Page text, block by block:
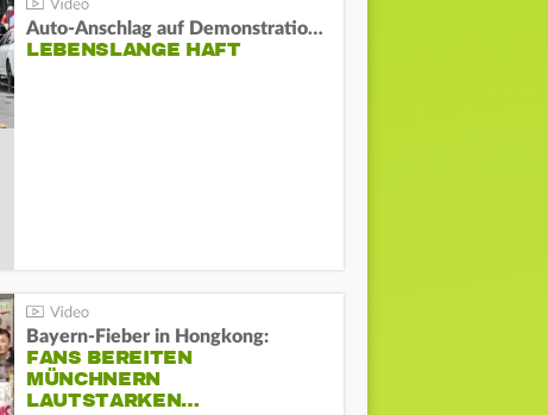
Auto-Anschlag auf Demonstration in München:
LEBENSLANGE HAFT
Bayern-Fieber in Hongkong:
FANS BEREITEN
MÜNCHNERN
LAUTSTARKEN…